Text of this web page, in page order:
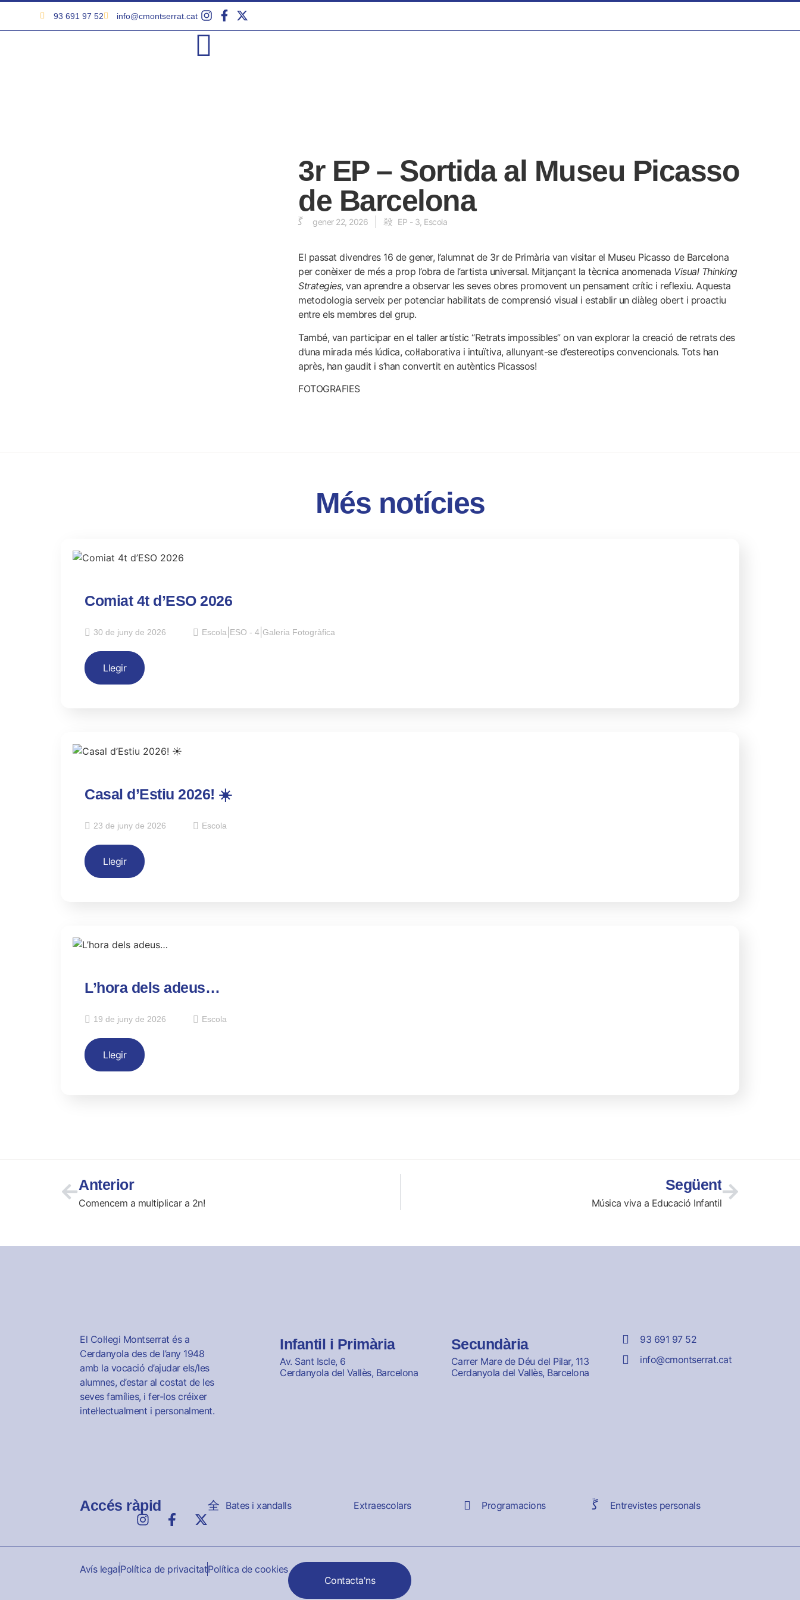
93 691 97 52 info@cmontserrat.cat
3r EP – Sortida al Museu Picasso
de Barcelona
gener 22, 2026 EP - 3 Escola
El passat divendres 16 de gener, l’alumnat de 3r de Primària van visitar el Museu Picasso de Barcelona
per conèixer de més a prop l’obra de l’artista universal. Mitjançant la tècnica anomenada Visual Thinking
Strategies, van aprendre a observar les seves obres promovent un pensament crític i reflexiu. Aquesta
metodologia serveix per potenciar habilitats de comprensió visual i establir un diàleg obert i proactiu
entre els membres del grup.
També, van participar en el taller artístic “Retrats impossibles” on van explorar la creació de retrats des
d’una mirada més lúdica, col·laborativa i intuïtiva, allunyant-se d’estereotips convencionals. Tots han
après, han gaudit i s’han convertit en autèntics Picassos!
FOTOGRAFIES
Més notícies
Comiat 4t d’ESO 2026
30 de juny de 2026 Escola ESO - 4 Galeria Fotogràfica
Llegir
Casal d’Estiu 2026! ☀️
23 de juny de 2026 Escola
Llegir
L’hora dels adeus…
19 de juny de 2026 Escola
Llegir
Anterior
Comencem a multiplicar a 2n!
Següent
Música viva a Educació Infantil
El Col·legi Montserrat és a
Cerdanyola des de l’any 1948
amb la vocació d’ajudar els/les
alumnes, d’estar al costat de les
seves famílies, i fer-los créixer
intel·lectualment i personalment.
Infantil i Primària
Av. Sant Iscle, 6
Cerdanyola del Vallès, Barcelona
Secundària
Carrer Mare de Déu del Pilar, 113
Cerdanyola del Vallès, Barcelona
93 691 97 52
info@cmontserrat.cat
Accés ràpid Bates i xandalls Extraescolars Programacions Entrevistes personals
Avís legalPolítica de privacitatPolítica de cookies
Contacta'ns